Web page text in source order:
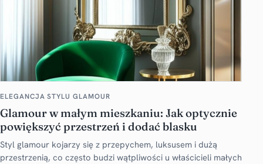
ELEGANCJA STYLU GLAMOUR
Glamour w małym mieszkaniu: Jak optycznie
powiększyć przestrzeń i dodać blasku
Styl glamour kojarzy się z przepychem, luksusem i dużą
przestrzenią, co często budzi wątpliwości u właścicieli małych